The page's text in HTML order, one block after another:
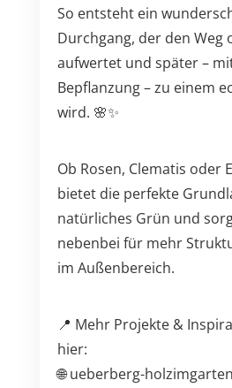
So entsteht ein
Durchgang, der den Weg
aufwertet und später –
Bepflanzung – zu einem
wird. 🌸✨
Ob Rosen, Clematis oder
bietet die perfekte
natürliches Grün und
nebenbei für mehr
im Außenbereich.
📍 Mehr Projekte &
hier:
🌐 ueberberg-